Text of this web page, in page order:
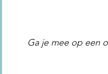
Ga je mee op een